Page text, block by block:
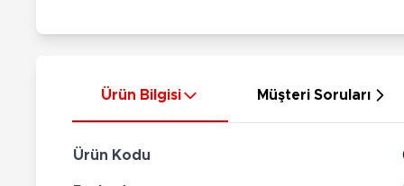
Ürün Bilgisi Müşteri Soruları
Ürün Kodu